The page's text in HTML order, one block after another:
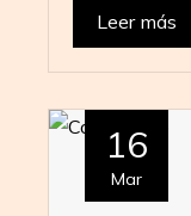
Leer más
16
Mar